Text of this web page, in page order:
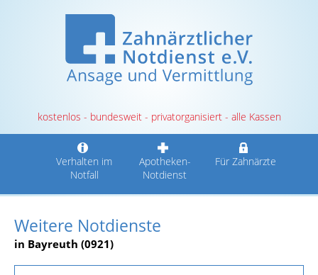
kostenlos - bundesweit - privatorganisiert - alle Kassen
Verhalten im
Notfall
Apotheken-
Notdienst
Für Zahnärzte
Weitere Notdienste
in Bayreuth (0921)